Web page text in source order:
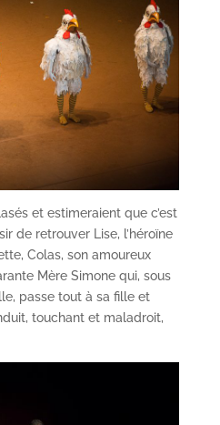
et estimeraient que c’est
de retrouver Lise, l’héroïne
Colas, son amoureux
Mère Simone qui, sous
passe tout à sa fille et
touchant et maladroit,